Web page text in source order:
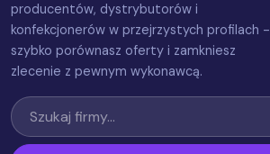
producentów, dystrybutorów i
konfekcjonerów w przejrzystych profilach -
szybko porównasz oferty i zamkniesz
zlecenie z pewnym wykonawcą.